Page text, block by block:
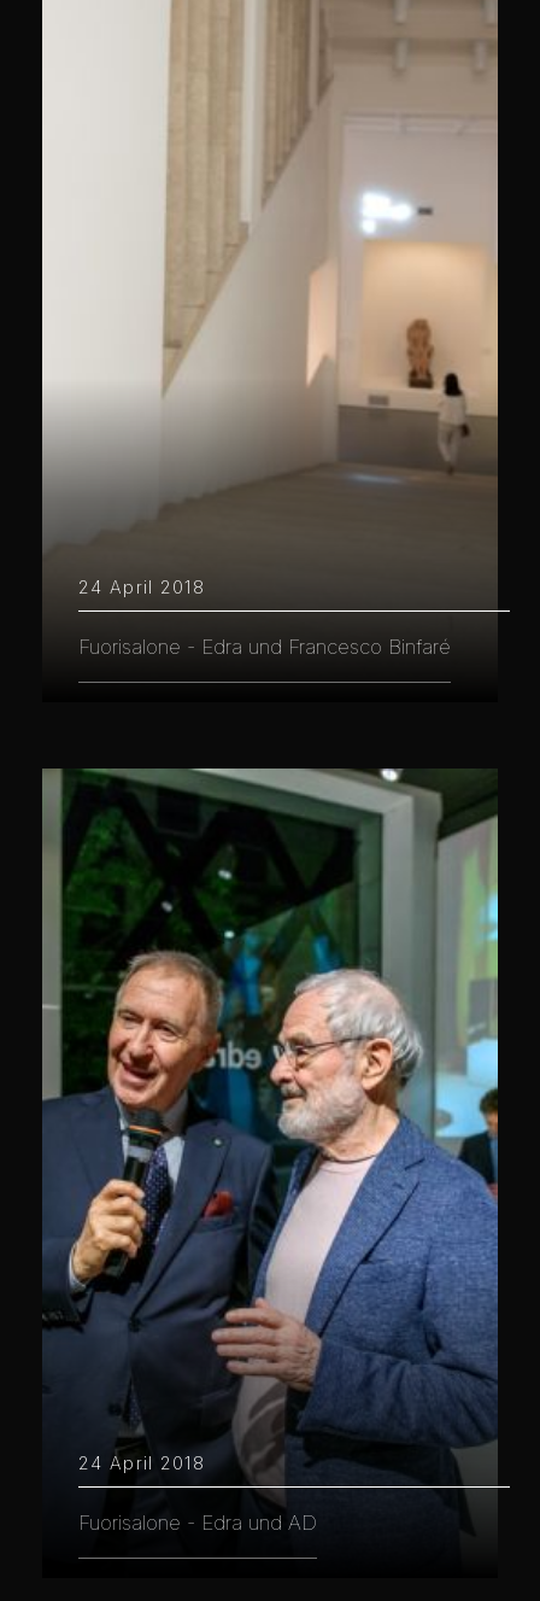
24 April 2018
Fuorisalone - Edra und Francesco Binfaré
24 April 2018
Fuorisalone - Edra und AD